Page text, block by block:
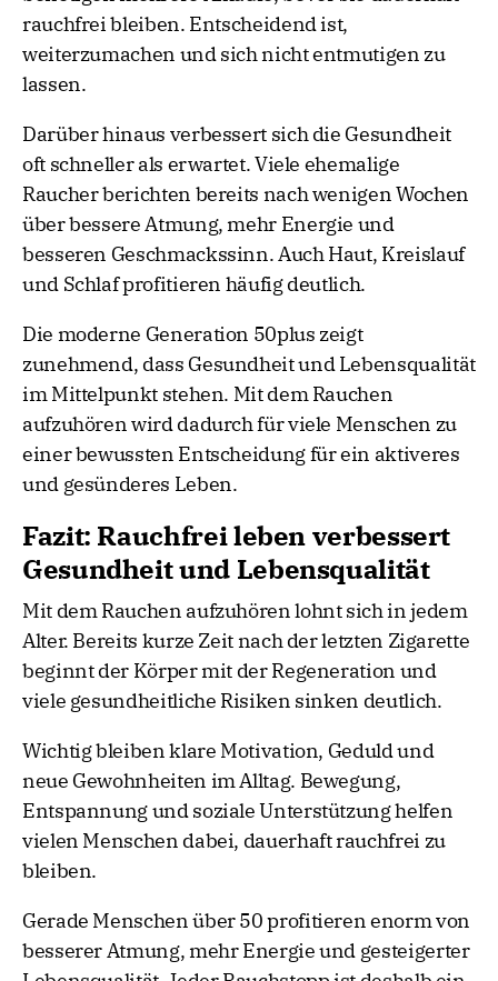
rauchfrei bleiben. Entscheidend ist,
weiterzumachen und sich nicht entmutigen zu
lassen.
Darüber hinaus verbessert sich die Gesundheit
oft schneller als erwartet. Viele ehemalige
Raucher berichten bereits nach wenigen Wochen
über bessere Atmung, mehr Energie und
besseren Geschmackssinn. Auch Haut, Kreislauf
und Schlaf profitieren häufig deutlich.
Die moderne Generation 50plus zeigt
zunehmend, dass Gesundheit und Lebensqualität
im Mittelpunkt stehen. Mit dem Rauchen
aufzuhören wird dadurch für viele Menschen zu
einer bewussten Entscheidung für ein aktiveres
und gesünderes Leben.
Fazit: Rauchfrei leben verbessert
Gesundheit und Lebensqualität
Mit dem Rauchen aufzuhören lohnt sich in jedem
Alter. Bereits kurze Zeit nach der letzten Zigarette
beginnt der Körper mit der Regeneration und
viele gesundheitliche Risiken sinken deutlich.
Wichtig bleiben klare Motivation, Geduld und
neue Gewohnheiten im Alltag. Bewegung,
Entspannung und soziale Unterstützung helfen
vielen Menschen dabei, dauerhaft rauchfrei zu
bleiben.
Gerade Menschen über 50 profitieren enorm von
besserer Atmung, mehr Energie und gesteigerter